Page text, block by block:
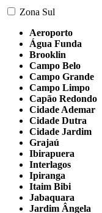
Zona Sul
Aeroporto
Água Funda
Brooklin
Campo Belo
Campo Grande
Campo Limpo
Capão Redondo
Cidade Ademar
Cidade Dutra
Cidade Jardim
Grajaú
Ibirapuera
Interlagos
Ipiranga
Itaim Bibi
Jabaquara
Jardim Ângela